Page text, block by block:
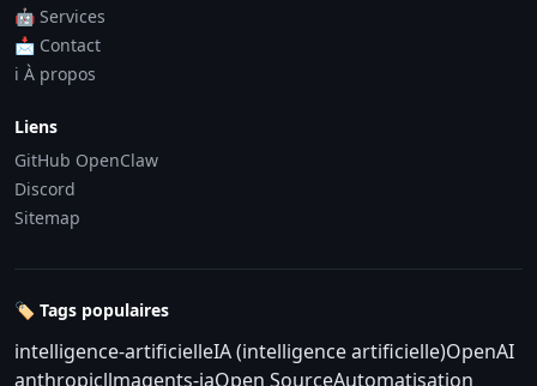
🤖 Services
📩 Contact
ℹ️ À propos
Liens
GitHub OpenClaw
Discord
Sitemap
🏷️ Tags populaires
intelligence-artificielleIA (intelligence artificielle)OpenAI
anthropicllmagents-iaOpen SourceAutomatisation